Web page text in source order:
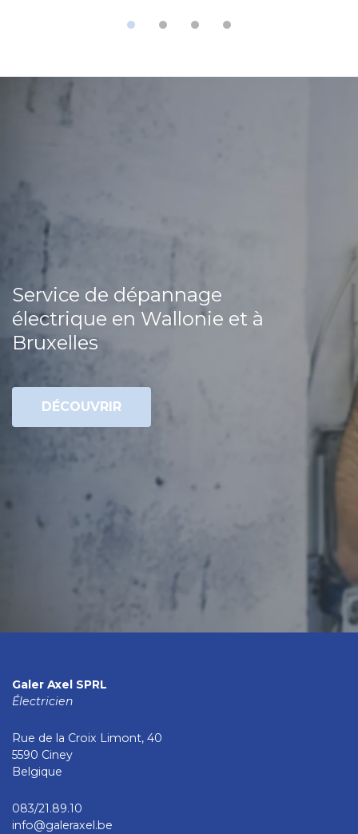
Service de dépannage
électrique en Wallonie et à
Bruxelles
DÉCOUVRIR
Galer Axel SPRL
Électricien
Rue de la Croix Limont, 40
5590 Ciney
Belgique
083/21.89.10
info@galeraxel.be